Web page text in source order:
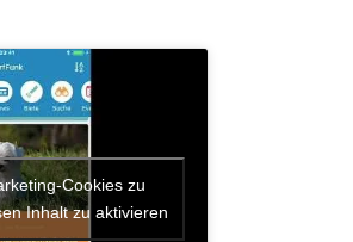
Cookies zu
Inhalt zu aktivieren